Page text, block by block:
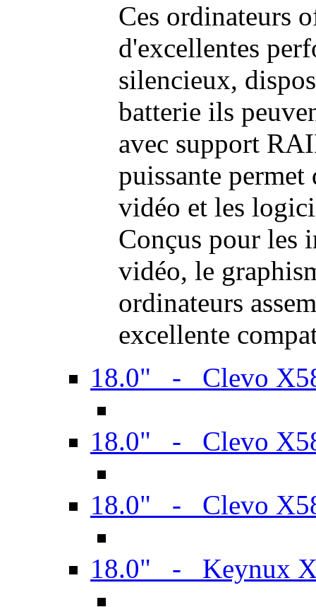
Ces ordinateurs
d'excellentes
silencieux,
batterie ils
avec support
puissante permet
vidéo et les
Conçus pour les
vidéo, le
ordinateurs
excellente
18.0" - Clevo
18.0" - Clevo
18.0" - Clevo
18.0" - Keynux